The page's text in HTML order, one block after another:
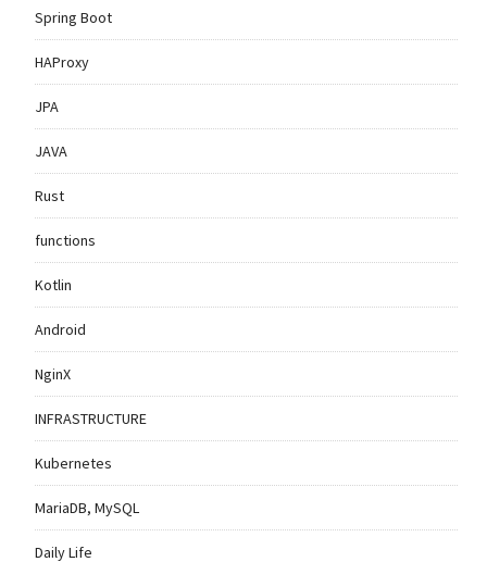
Spring Boot
HAProxy
JPA
JAVA
Rust
functions
Kotlin
Android
NginX
INFRASTRUCTURE
Kubernetes
MariaDB, MySQL
Daily Life